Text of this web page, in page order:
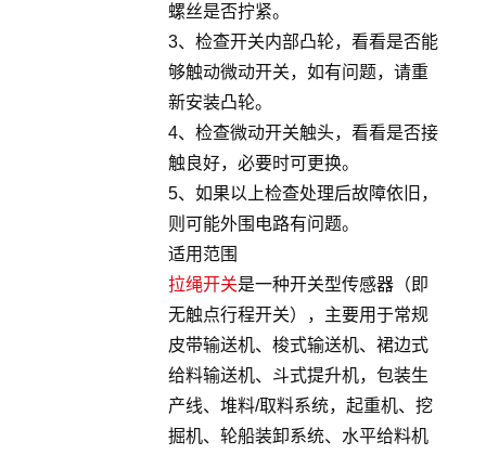
螺丝是否拧紧。
3、检查开关内部凸轮，看看是否能
够触动微动开关，如有问题，请重
新安装凸轮。
4、检查微动开关触头，看看是否接
触良好，必要时可更换。
5、如果以上检查处理后故障依旧，
则可能外围电路有问题。
适用范围
拉绳开关是一种开关型传感器（即
无触点行程开关），主要用于常规
皮带输送机、梭式输送机、裙边式
给料输送机、斗式提升机，包装生
产线、堆料/取料系统，起重机、挖
掘机、轮船装卸系统、水平给料机